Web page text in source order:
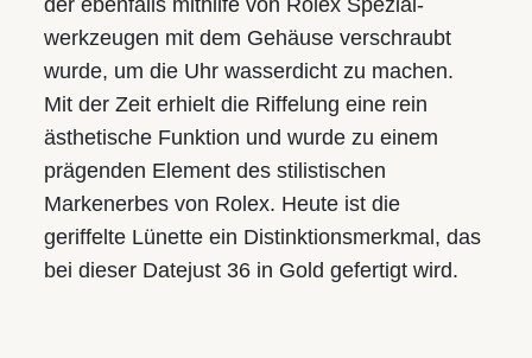
der ebenfalls mithilfe von Rolex Spezial­
werkzeugen mit dem Gehäuse verschraubt
wurde, um die Uhr wasserdicht zu machen.
Mit der Zeit erhielt die Riffelung eine rein
ästhetische Funktion und wurde zu einem
prägenden Element des stilistischen
Markenerbes von Rolex. Heute ist die
geriffelte Lünette ein Distinktions­merkmal, das
bei dieser Datejust 36 in Gold gefertigt wird.